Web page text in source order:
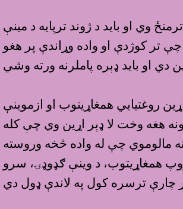
وي او بايد د ژوند ترپايه د مينې
تر کوژدې او واده وړاندې پر هغو
روغتيايي همغاړيتوب او ازموينې
هغه وخت لا ډېر اړين وي چې کله
مالوموي چې له واده څخه وروسته
همغاړيتوب، د وينې ګډوډۍ، سرو